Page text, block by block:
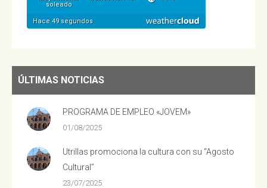
ÚLTIMAS NOTICIAS
PROGRAMA DE EMPLEO «JOVEM»
01/08/2025
Utrillas promociona la cultura con su “Agosto
Cultural”
23/07/2025